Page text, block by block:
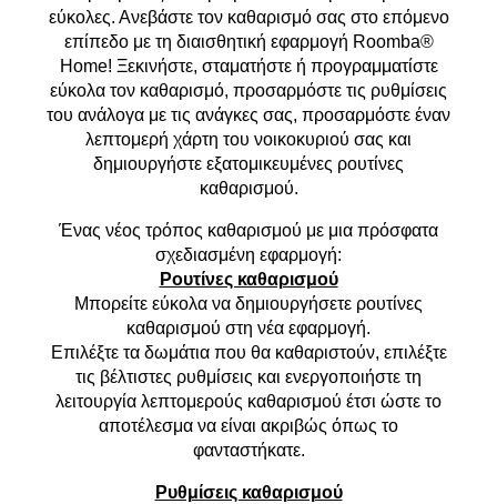
εύκολες. Ανεβάστε τον καθαρισμό σας στο επόμενο
επίπεδο με τη διαισθητική εφαρμογή Roomba®
Home! Ξεκινήστε, σταματήστε ή προγραμματίστε
εύκολα τον καθαρισμό, προσαρμόστε τις ρυθμίσεις
του ανάλογα με τις ανάγκες σας, προσαρμόστε έναν
λεπτομερή χάρτη του νοικοκυριού σας και
δημιουργήστε εξατομικευμένες ρουτίνες
καθαρισμού.
Ένας νέος τρόπος καθαρισμού με μια πρόσφατα
σχεδιασμένη εφαρμογή:
Ρουτίνες καθαρισμού
Μπορείτε εύκολα να δημιουργήσετε ρουτίνες
καθαρισμού στη νέα εφαρμογή.
Επιλέξτε τα δωμάτια που θα καθαριστούν, επιλέξτε
τις βέλτιστες ρυθμίσεις και ενεργοποιήστε τη
λειτουργία λεπτομερούς καθαρισμού έτσι ώστε το
αποτέλεσμα να είναι ακριβώς όπως το
φανταστήκατε.
Ρυθμίσεις καθαρισμού